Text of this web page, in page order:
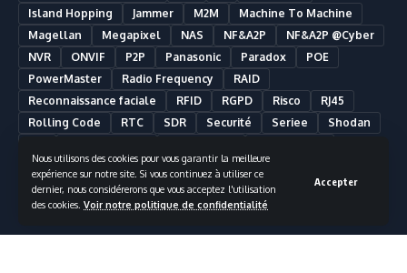
Nous utilisons des cookies pour vous garantir la meilleure
expérience sur notre site. Si vous continuez à utiliser ce
dernier, nous considérerons que vous acceptez l'utilisation
des cookies. Voir notre politique de confidentialité
Accepter
Island Hopping
Jammer M2M
Machine To Machine
Magellan
Megapixel NAS NF&A2P
NF&A2P @Cyber
NVR
ONVIF P2P Panasonic Paradox
POE
PowerMaster
Radio Frequency
RAID
Reconnaissance faciale
RFID RGPD Risco
RJ45
Rolling Code
RTC SDR Securité Seriee
Shodan
Somfy
Synology Télésurveillance
UTC Fire & Security
Vidéosurveillance
Vidéosurveillance Analytique
Visonic